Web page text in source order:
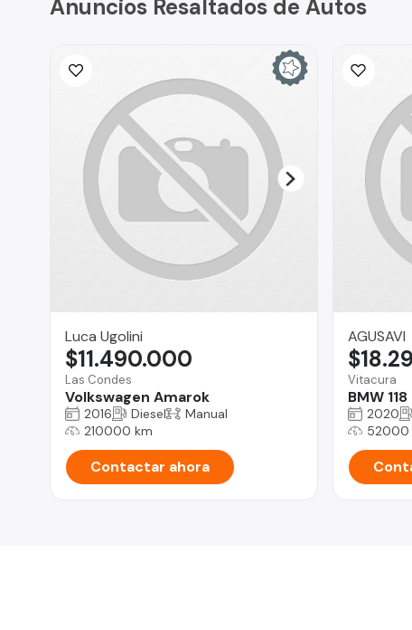
Anuncios Resaltados de Autos
Luca Ugolini
Las Condes
Volkswagen Amarok
$11.490.000
2016 Diesel
Manual
210000 km
Contactar ahora
AGUSAVI
Vitacura
BMW 118
2020
52000